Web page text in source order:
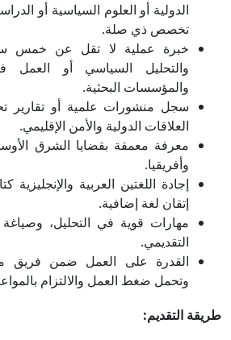
الدولية أو العلوم السياسية أو
تخصص ذي صلة.
خبرة عملية لا تقل عن خمس
والتحليل السياسي أو العمل
والمؤسسات البحثية.
سجل منشورات علمية أو تقارير
العلاقات الدولية والأمن الإقليمي.
معرفة معمقة بقضايا الشرق
وأفريقيا.
إجادة اللغتين العربية والإنجليزية
إتقان لغة إضافية.
مهارات قوية في التحليل، وصياغة
التقديمي.
القدرة على العمل ضمن فريق
وتحمل ضغط العمل والالتزام
طريقة التقديم: